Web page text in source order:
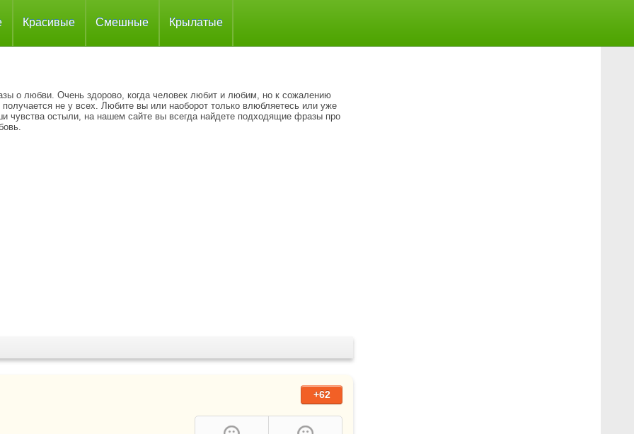
Красивые Смешные Крылатые
о любви. Очень здорово, когда человек любит и любим, но к сожалению
получается не у всех. Любите вы или наоборот только влюбляетесь или уже
чувства остыли, на нашем сайте вы всегда найдете подходящие фразы про
+62